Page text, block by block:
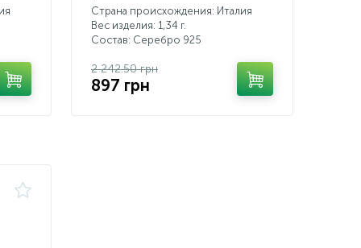
Страна происхождения: Италия
Вес изделия: 1,34 г.
Состав: Серебро 925
2 242.50 грн
897 грн